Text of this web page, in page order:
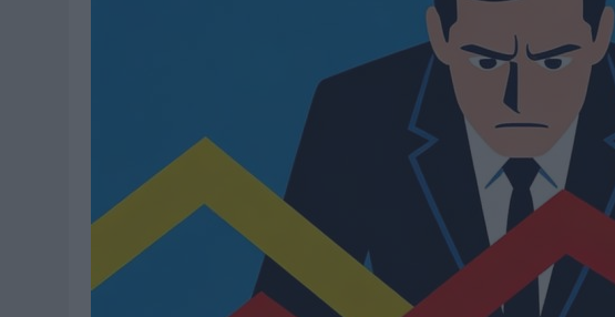
LA TELEVISIÓN SIGUE LIDERANDO EL CONSUMO DE MEDIOS EN VERANO Y
EL USO DE LA IA GENERATIVA ALCANZA YA AL 62% DE LOS ESPAÑOLES
SYSTEM1 NOMBRA A KIMBERLY BASTONI COMO NUEVA DIRECTORA COMERCIAL
FRIGO Y UNIQLO LANZAN UNA COLECCIÓN PERSONALIZABLE INSPIRADA EN
06/08/2026 |
LA IA ESTÁ SUBIENDO EL LISTÓN DE LA CREATIVIDAD
05/08/2026
BEON WORLDWIDE LANZA RAÍZ URBANA PARA TRANSFORMAR EL
05/08/2026
FABRA COMUNICACIÓN INCORPORA A CASONÁ Y ASUME LA GESTIÓN DE SUS
05/08/2026
LOPESAN HOTELS & RESORTS ACERCA EL PARAÍSO CANARIO EN SU ÚLTIMA
LUIS ARQUILLOS (BURGO DE ARIAS): “LA CONSTRUCCIÓN DE MARCA A